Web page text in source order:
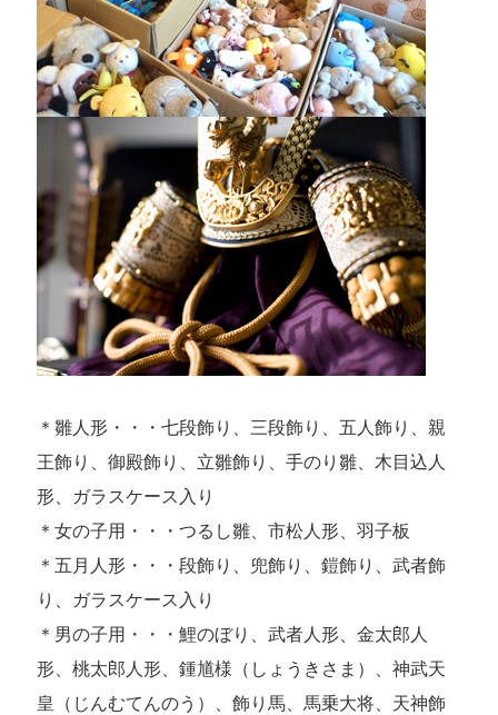
＊雛人形・・・七段飾り、三段飾り、五人飾り、親
王飾り、御殿飾り、立雛飾り、手のり雛、木目込人
形、ガラスケース入り
＊女の子用・・・つるし雛、市松人形、羽子板
＊五月人形・・・段飾り、兜飾り、鎧飾り、武者飾
り、ガラスケース入り
＊男の子用・・・鯉のぼり、武者人形、金太郎人
形、桃太郎人形、鍾馗様（しょうきさま）、神武天
皇（じんむてんのう）、飾り馬、馬乗大将、天神飾